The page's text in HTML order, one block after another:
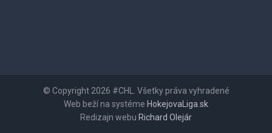
© Copyright 2026 #CHL. Všetky práva vyhradené
Web beží na systéme HokejovaLiga.sk
Redizajn webu Richard Olejár